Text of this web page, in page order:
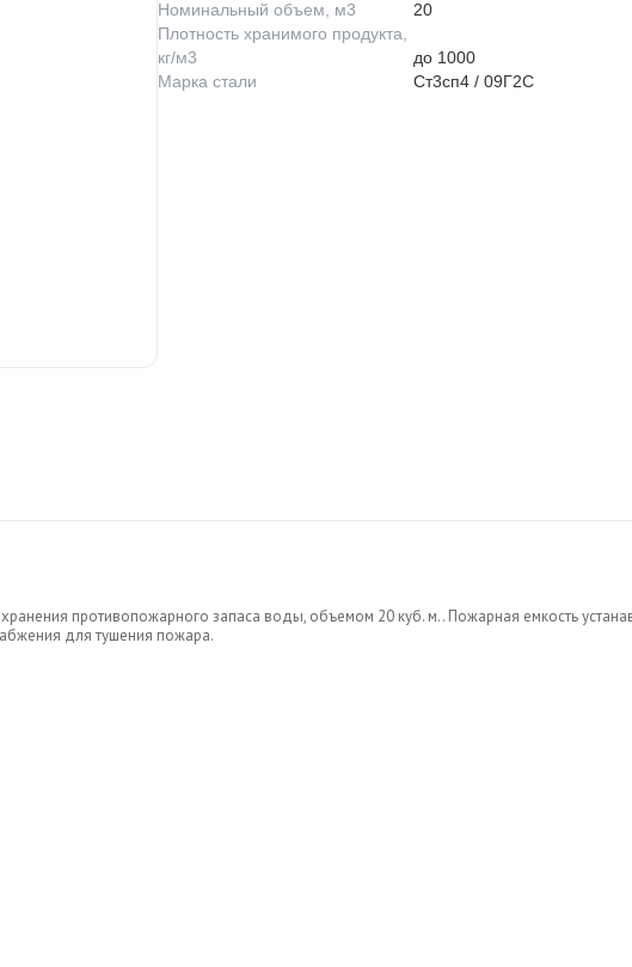
Номинальный объем, м3
20
Плотность хранимого продукта,
кг/м3
до 1000
Марка стали
Ст3сп4 / 09Г2С
противопожарного запаса воды, объемом 20 куб. м.. Пожарная емкость
для тушения пожара.